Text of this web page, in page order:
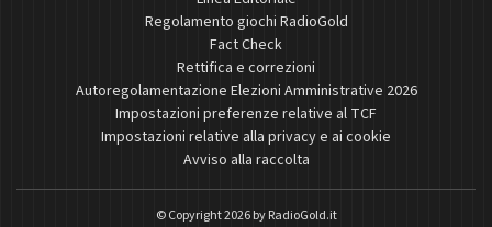
Regolamento giochi RadioGold
Fact Check
Rettifica e correzioni
Autoregolamentazione Elezioni Amministrative 2026
Impostazioni preferenze relative al TCF
Impostazioni relative alla privacy e ai cookie
Avviso alla raccolta
© Copyright 2026 byRadioGold.it